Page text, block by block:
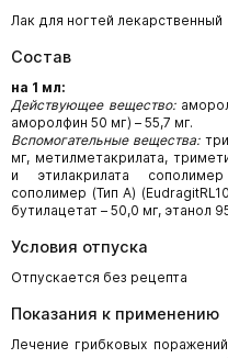
Лак для ногтей лекарственный
Состав
на 1 мл:
Действующее вещество:
аморолфин 50 мг) – 55,7 мг.
Вспомогательные вещества:
мг, метилметакрилата,
и этилакрилата
сополимер (Тип A)
бутилацетат – 50,0 мг, этанол
Условия отпуска
Отпускается без рецепта
Показания к применению
Лечение грибковых